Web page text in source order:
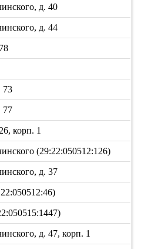
д. 40
д. 44
73
77
корп. 1
(29:22:050512:126)
д. 37
д. 47, корп. 1